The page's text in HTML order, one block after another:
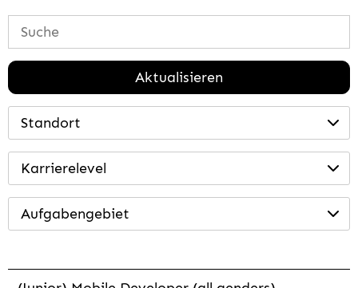
Aktualisieren
Standort
Karrierelevel
Aufgabengebiet